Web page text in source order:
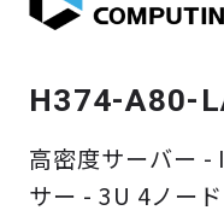
H374-A80-
高密度サーバー
サー - 3U 4ノー